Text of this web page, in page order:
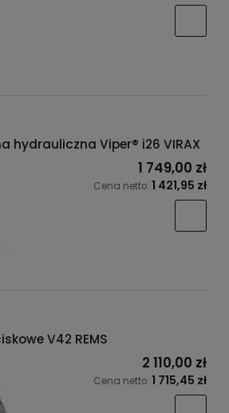
hydrauliczna Viper® i26 VIRAX
1 749,00 zł
Cena netto: 1 421,95 zł
V42 REMS
2 110,00 zł
Cena netto: 1 715,45 zł